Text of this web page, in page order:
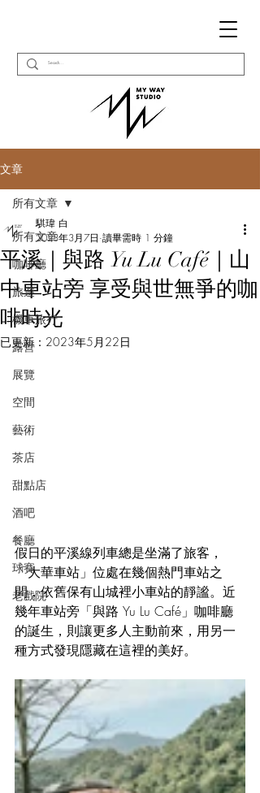
文章
所有文章
咖啡廳
旅遊
機車旅行
露營
展覽
空間
藝術
茶店
甜點店
酒吧
餐廳
球賽
老戲院
所有文章
平溪｜與路 Yu Lu Café｜山
中車站旁 享受與世無爭的咖
啡時光
騏瑋 白
2023年3月7日 讀畢需時 1 分鐘
已更新： 2023年5月22日
假日的平溪線列車總是坐滿了旅客，
「大華車站」位處在幾個熱門車站之
間，依舊保有山城裡小車站的靜謐。近
幾年車站旁「與路 Yu Lu Café」咖啡廳
的誕生，則讓更多人主動前來，用另一
種方式發現隱藏在這裡的美好。